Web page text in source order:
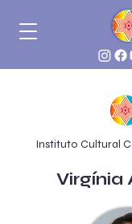
Instituto Cultural
Virgínia